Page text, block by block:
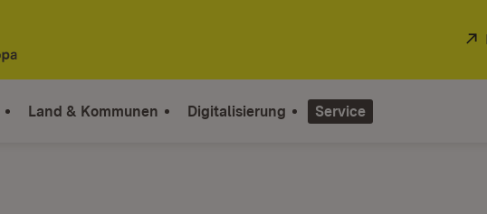
Land & Kommunen Digitalisierung Service